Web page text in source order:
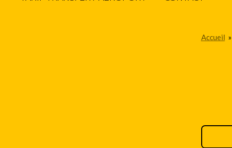
Accueil »